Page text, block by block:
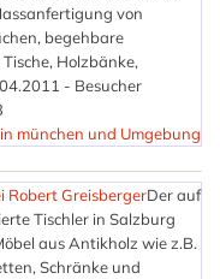
von
begehbare
Holzbänke,
- Besucher
münchen und Umgebung
Robert GreisbergerDer auf
Tischler in Salzburg
aus Antikholz wie z.B.
Schränke und